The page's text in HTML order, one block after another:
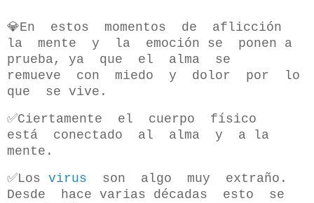
💎En estos momentos de aflicción
la mente y la emoción se ponen a
prueba, ya que el alma se
remueve con miedo y dolor por lo
que se vive.
✅Ciertamente el cuerpo físico
está conectado al alma y a la
mente.
✅Los virus son algo muy extraño.
Desde hace varias décadas esto se